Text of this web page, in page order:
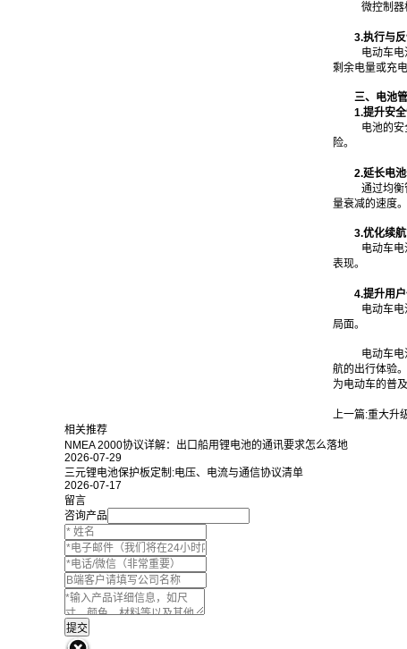
微控制器
3.执行与
电动车
剩余电量或充电
三、电池
1.提升安
电池的
险。
2.延长电
通过均衡
量衰减的速度。
3.优化续
电动车
表现。
4.提升用
电动车
局面。
电动车
航的出行体验
为电动车的普
上一篇:重大升
相关推荐
NMEA 2000协议详解：出口船用锂电池的通讯要求怎么落地
2026-07-29
三元锂电池保护板定制:电压、电流与通信协议清单
2026-07-17
留言
咨询产品